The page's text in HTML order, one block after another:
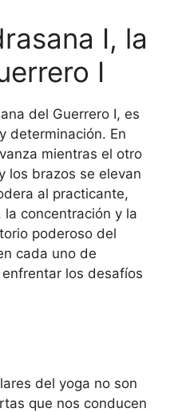
I, la
I
del Guerrero I, es
determinación. En
mientras el otro
los brazos se elevan
al practicante,
concentración y la
poderoso del
cada uno de
los desafíos
del yoga no son
que nos conducen